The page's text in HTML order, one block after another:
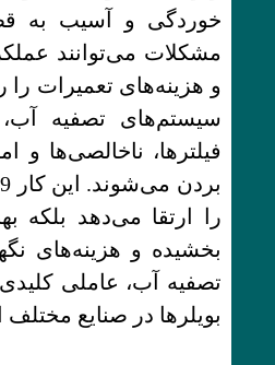
خوردگی و آسیب به
مشکلات می‌توانند
و هزینه‌های تعمیرات را
سیستم‌های تصفیه آب،
فیلترها، ناخالصی‌ها و
را ارتقا می‌دهد بلکه
بخشیده و هزینه‌های
تصفیه آب، عاملی
بویلرها در صنایع